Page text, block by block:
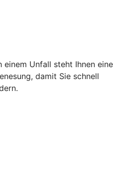
Unfall steht Ihnen eine
damit Sie schnell